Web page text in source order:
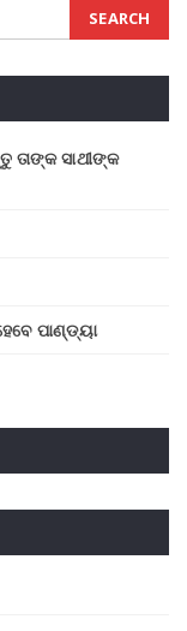
ତାଙ୍କ ସାଥୀଙ୍କ
ପାଣ୍ଡ୍ୟା